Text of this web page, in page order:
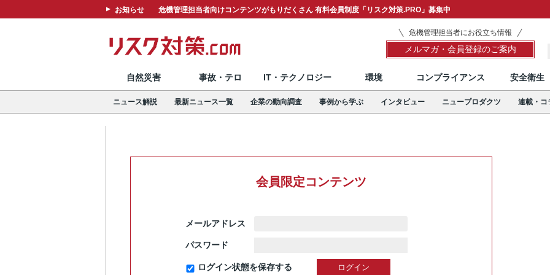
お知らせ 危機管理担当者向けコンテンツがもりだくさん 有料会員制度「リスク対策.PRO」募集中
危機管理担当者にお役立ち情報
メルマガ・会員登録のご案内
自然災害 事故・テロ IT・テクノロジー 環境 コンプライアンス 安全衛生
ニュース解説 最新ニュース一覧 企業の動向調査 事例から学ぶ インタビュー ニュープロダクツ 連載・コ
会員限定コンテンツ
メールアドレス
パスワード
ログイン状態を保存する